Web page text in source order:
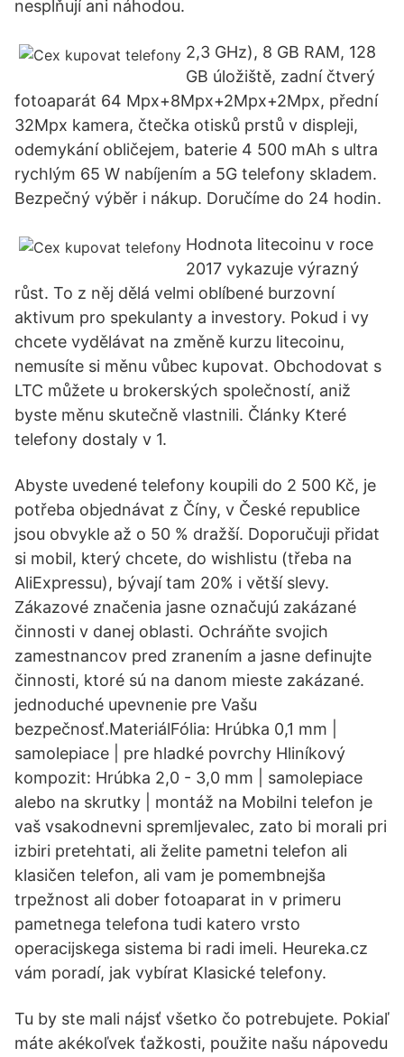
nesplňují ani náhodou.
2,3 GHz), 8 GB RAM, 128
GB úložiště, zadní čtverý
fotoaparát 64 Mpx+8Mpx+2Mpx+2Mpx, přední
32Mpx kamera, čtečka otisků prstů v displeji,
odemykání obličejem, baterie 4 500 mAh s ultra
rychlým 65 W nabíjením a 5G telefony skladem.
Bezpečný výběr i nákup. Doručíme do 24 hodin.
Hodnota litecoinu v roce
2017 vykazuje výrazný
růst. To z něj dělá velmi oblíbené burzovní
aktivum pro spekulanty a investory. Pokud i vy
chcete vydělávat na změně kurzu litecoinu,
nemusíte si měnu vůbec kupovat. Obchodovat s
LTC můžete u brokerských společností, aniž
byste měnu skutečně vlastnili. Články Které
telefony dostaly v 1.
Abyste uvedené telefony koupili do 2 500 Kč, je
potřeba objednávat z Číny, v České republice
jsou obvykle až o 50 % dražší. Doporučuji přidat
si mobil, který chcete, do wishlistu (třeba na
AliExpressu), bývají tam 20% i větší slevy.
Zákazové značenia jasne označujú zakázané
činnosti v danej oblasti. Ochráňte svojich
zamestnancov pred zranením a jasne definujte
činnosti, ktoré sú na danom mieste zakázané.
jednoduché upevnenie pre Vašu
bezpečnosť.MateriálFólia: Hrúbka 0,1 mm |
samolepiace | pre hladké povrchy Hliníkový
kompozit: Hrúbka 2,0 - 3,0 mm | samolepiace
alebo na skrutky | montáž na Mobilni telefon je
vaš vsakodnevni spremljevalec, zato bi morali pri
izbiri pretehtati, ali želite pametni telefon ali
klasičen telefon, ali vam je pomembnejša
trpežnost ali dober fotoaparat in v primeru
pametnega telefona tudi katero vrsto
operacijskega sistema bi radi imeli. Heureka.cz
vám poradí, jak vybírat Klasické telefony.
Tu by ste mali nájsť všetko čo potrebujete. Pokiaľ
máte akékoľvek ťažkosti, použite našu nápovedu